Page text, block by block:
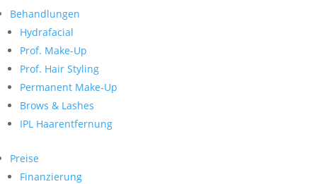
Behandlungen
Hydrafacial
Prof. Make-Up
Prof. Hair Styling
Permanent Make-Up
Brows & Lashes
IPL Haarentfernung
Preise
Finanzierung
nach:
Neueste Kommentare
Archiv
Kategorien
Keine Kategorien
Meta
Anmelden
Feed der Einträge
WordPress.org
Search